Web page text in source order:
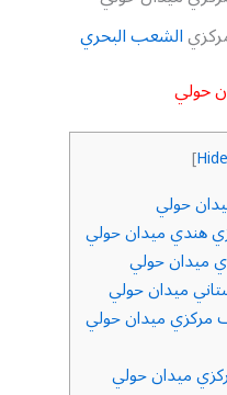
الشعب البحري
حولي
Hide
]
حولي
هندي ميدان حولي
ميدان حولي
ميدان حولي
مركزي ميدان حولي
ميدان حولي